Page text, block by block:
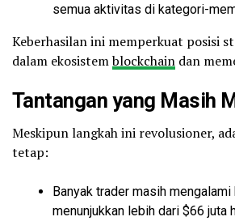
semua aktivitas di kategori-
Keberhasilan ini memperkuat posisi
dalam ekosistemblockchain dan
Tantangan yang Masih
Meskipun langkah ini revolusioner,
tetap:
Banyak trader masih
menunjukkan lebih dari $66 juta